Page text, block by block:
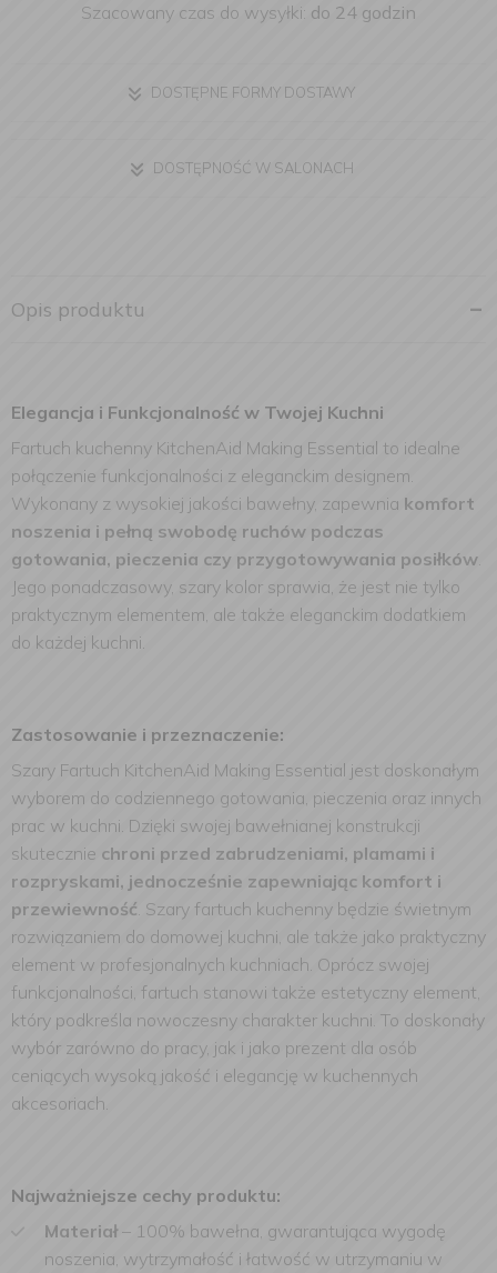
Szacowany czas do wysyłki: do 24 godzin
DOSTĘPNE FORMY DOSTAWY
DOSTĘPNOŚĆ W SALONACH
Opis produktu
Elegancja i Funkcjonalność w Twojej Kuchni
Fartuch kuchenny KitchenAid Making Essential to idealne
połączenie funkcjonalności z eleganckim designem.
Wykonany z wysokiej jakości bawełny, zapewnia komfort
noszenia i pełną swobodę ruchów podczas
gotowania, pieczenia czy przygotowywania posiłków.
Jego ponadczasowy, szary kolor sprawia, że jest nie tylko
praktycznym elementem, ale także eleganckim dodatkiem
do każdej kuchni.
Zastosowanie i przeznaczenie:
Szary Fartuch KitchenAid Making Essential jest doskonałym
wyborem do codziennego gotowania, pieczenia oraz innych
prac w kuchni. Dzięki swojej bawełnianej konstrukcji
skutecznie chroni przed zabrudzeniami, plamami i
rozpryskami, jednocześnie zapewniając komfort i
przewiewność. Szary fartuch kuchenny będzie świetnym
rozwiązaniem do domowej kuchni, ale także jako praktyczny
element w profesjonalnych kuchniach. Oprócz swojej
funkcjonalności, fartuch stanowi także estetyczny element,
który podkreśla nowoczesny charakter kuchni. To doskonały
wybór zarówno do pracy, jak i jako prezent dla osób
ceniących wysoką jakość i elegancję w kuchennych
akcesoriach.
Najważniejsze cechy produktu:
Materiał – 100% bawełna, gwarantująca wygodę
noszenia, wytrzymałość i łatwość w utrzymaniu w